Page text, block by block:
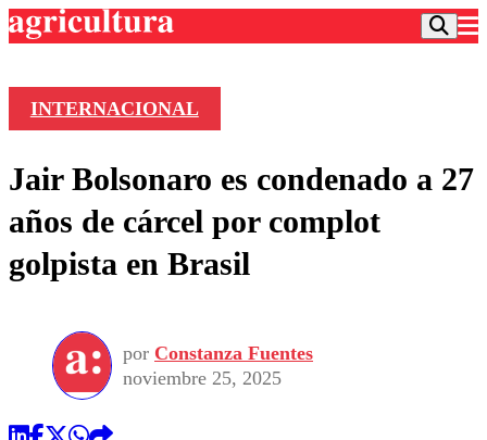
Frecuencias
Agricultura TV
Deportes
Colo Colo
Seleccion Chilena
Torneo Internacional
Entretención
Economía
Internacional
Publicaciones en medios
Opinión
INTERNACIONAL
Jair Bolsonaro es condenado a 27
años de cárcel por complot
golpista en Brasil
por Constanza Fuentes
noviembre 25, 2025